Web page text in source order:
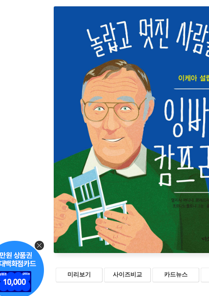
미리보기 사이즈비교 카드뉴스